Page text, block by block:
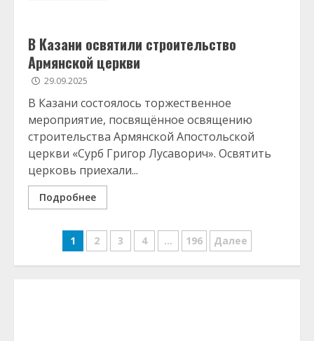
В Казани освятили строительство
Армянской церкви
29.09.2025
В Казани состоялось торжественное
мероприятие, посвящённое освящению
строительства Армянской Апостольской
церкви «Сурб Григор Лусаворич». Освятить
церковь приехали...
Подробнее
Навигация
по
1 2 3 4 … 196 Далее